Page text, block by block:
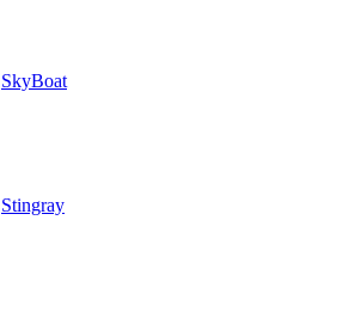
SkyBoat
Stingray